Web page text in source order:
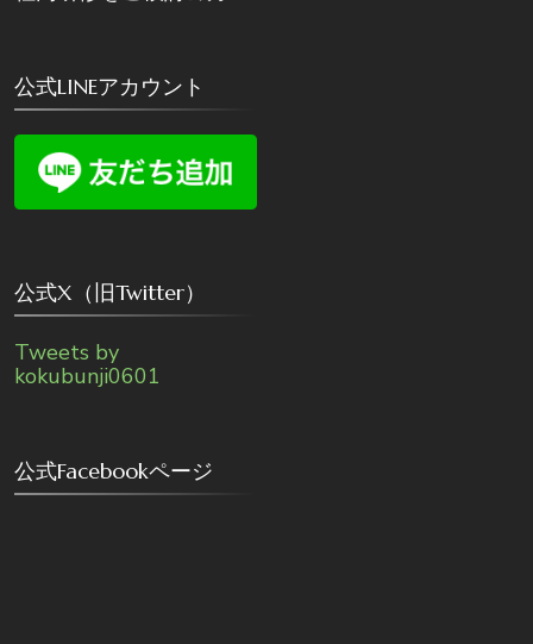
公式LINEアカウント
公式X（旧Twitter）
Tweets by
kokubunji0601
公式Facebookページ